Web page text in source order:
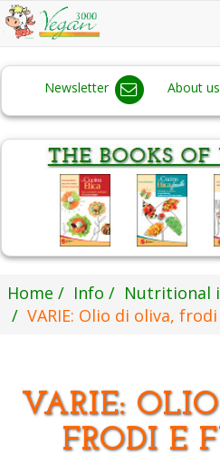
Newsletter About us
Home Info
Nutritional
VARIE: Olio di oliva,
VARIE:
FRODI E